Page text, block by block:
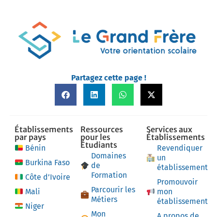
Partagez cette page !
Établissements
par pays
Bénin
Burkina Faso
Côte d’Ivoire
Mali
Niger
Ressources
pour les
Étudiants
Domaines
de
Formation
Parcourir les
Métiers
Mon
Services aux
Établissements
Revendiquer
un
établissement
Promouvoir
mon
établissement